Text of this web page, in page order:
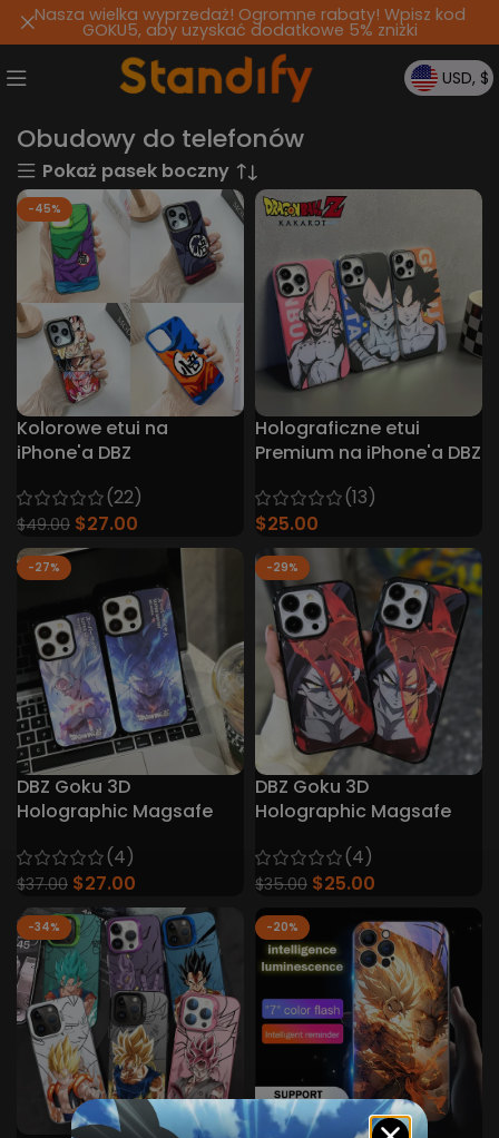
USD, $
Obudowy do telefonów
Pokaż pasek boczny
-45%
Kolorowe etui na
iPhone'a DBZ
(22)
$49.00 $27.00
Holograficzne etui
Premium na iPhone'a DBZ
(13)
$25.00
-27%
DBZ Goku 3D
Holographic Magsafe
(4)
$37.00 $27.00
-29%
DBZ Goku 3D
Holographic Magsafe
(4)
$35.00 $25.00
-34% -20%
Nasza wielka wyprzedaż! Ogromne rabaty! Wpisz kod
GOKU5, aby uzyskać dodatkowe 5% zniżki